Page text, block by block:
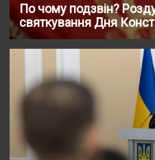
По чому подзвін?
святкування Дня